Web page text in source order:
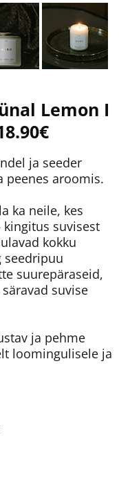
Lemon I
ja seeder
peenes aroomis.
ka neile, kes
suvisest
kokku
seedripuu
suurepäraseid,
suvise
ja pehme
loomingulisele ja